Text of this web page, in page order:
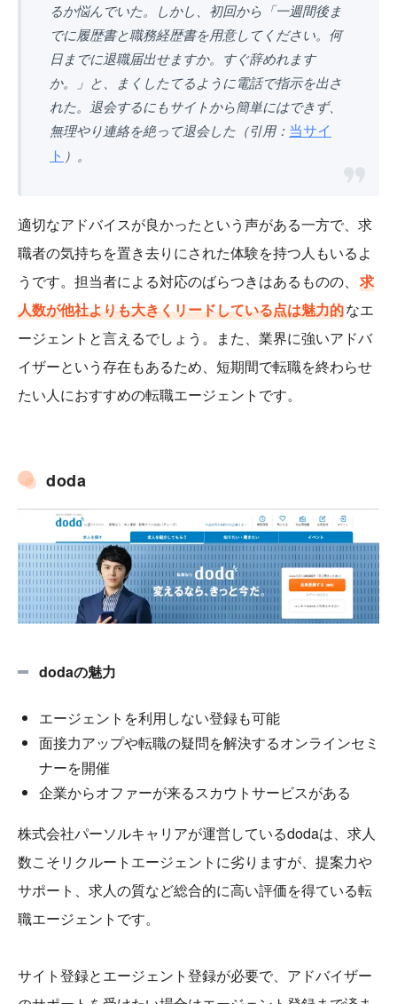
るか悩んでいた。しかし、初回から「一週間後ま
でに履歴書と職務経歴書を用意してください。何
日までに退職届出せますか。すぐ辞めれます
か。」と、まくしたてるように電話で指示を出さ
れた。退会するにもサイトから簡単にはできず、
無理やり連絡を絶って退会した（引用： 当サイ
ト ）。
適切なアドバイスが良かったという声がある一方で、求
職者の気持ちを置き去りにされた体験を持つ人もいるよ
うです。担当者による対応のばらつきはあるものの、 求
人数が他社よりも大きくリードしている点は魅力的なエ
ージェントと言えるでしょう。また、業界に強いアドバ
イザーという存在もあるため、短期間で転職を終わらせ
たい人におすすめの転職エージェントです。
doda
dodaの魅力
エージェントを利用しない登録も可能
面接力アップや転職の疑問を解決するオンラインセミ
ナーを開催
企業からオファーが来るスカウトサービスがある
株式会社パーソルキャリアが運営しているdodaは、求人
数こそリクルートエージェントに劣りますが、提案力や
サポート、求人の質など総合的に高い評価を得ている転
職エージェントです。
サイト登録とエージェント登録が必要で、アドバイザー